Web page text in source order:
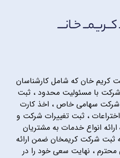
خان که شامل کارشناسان
با مسئولیت محدود ، ثبت
سهامی خاص ، اخذ کارت
اختراعات ، ثبت تغییرات شرکت و
انواع خدمات به مشتریان
ثبت شرکت کریمخان ضمن ارائه
محترم ، نهایت سعی خود را در